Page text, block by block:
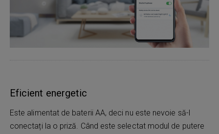
Eficient energetic
Este alimentat de baterii AA, deci nu este nevoie să-l
conectați la o priză. Când este selectat modul de putere